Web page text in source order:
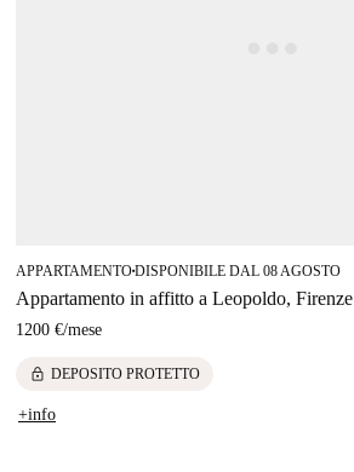
APPARTAMENTO■DISPONIBILE DAL 08 AGOSTO
Appartamento in affitto a Leopoldo, Firenze
1200 €/mese
lock DEPOSITO PROTETTO
+info